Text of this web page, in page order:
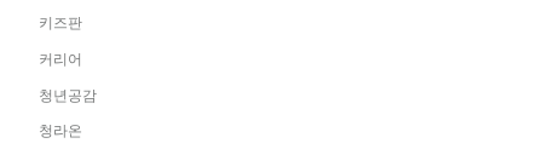
키즈판
커리어
청년공감
청라온